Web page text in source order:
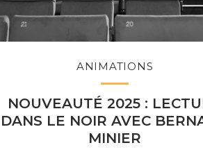
ANIMATIONS
NOUVEAUTÉ 2025 :
DANS LE NOIR AVEC
MINIER